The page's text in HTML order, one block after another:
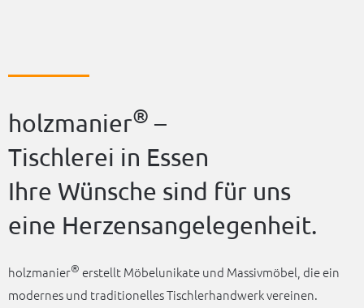
holz­ma­nier® –
Tisch­le­rei in Essen
Ihre Wünsche sind für uns
eine Herzensangelegenheit.
holz­ma­nier® erstellt Möbel­uni­ka­te und Massiv­mö­bel, die ein
moder­nes und tradi­tio­nel­les Tisch­ler­hand­werk vereinen.